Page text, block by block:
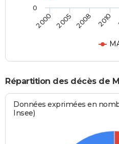
2000 2005 2008 2010
0
Répartition des décès de
Données exprimées en
Insee)